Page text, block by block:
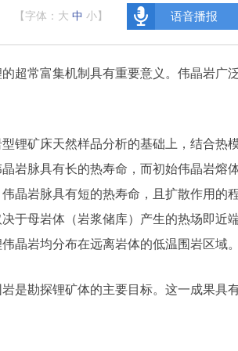
【字体： 大 中 小 】 语音播报
超常富集机制具有重要意义。伟晶岩广
锂矿床天然样品分析的基础上，结合热
岩脉具有长的热寿命，而初始伟晶岩熔
晶岩脉具有短的热寿命，且扩散作用的
于母岩体（岩浆储库）产生的热场即近
晶岩均分布在远离岩体的低温围岩区域。
是勘探锂矿体的主要目标。这一成果具